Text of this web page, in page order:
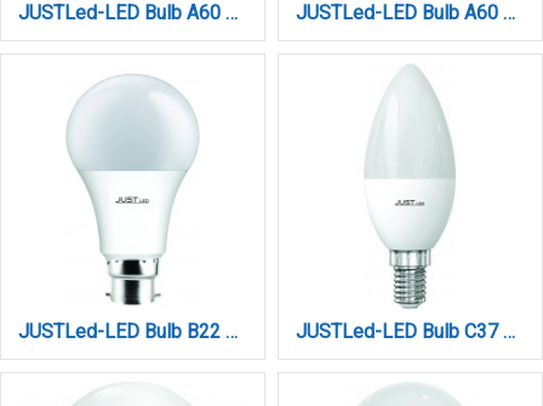
JUSTLed-LED Bulb A60 E27 12W 4000K Φυσικό (B276012012) JUSTLed-LED Bulb A60 E27 15W 4000K Φυσικό (B276015012)
JUSTLed-LED Bulb B22 A60 15W 4000K Φυσικό (B226015012) JUSTLed-LED Bulb C37 E14 6W 4000K Φυσικό (B143706012)